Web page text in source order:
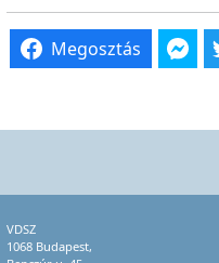
Megosztás
VDSZ
1068 Budapest,